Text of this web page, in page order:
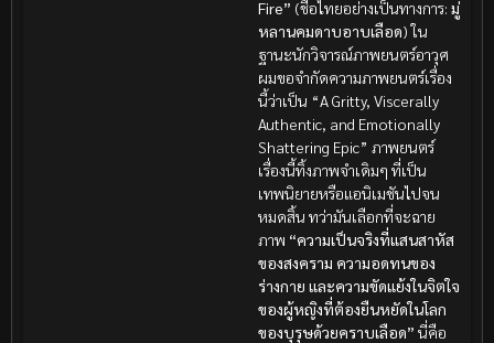
Fire” (ชื่อไทยอย่างเป็นทางการ: มู่
หลานคมดาบอาบเลือด) ใน
ฐานะนักวิจารณ์ภาพยนตร์อาวุศ
ผมขอจำกัดความภาพยนตร์เรื่อง
นี้ว่าเป็น “A Gritty, Viscerally
Authentic, and Emotionally
Shattering Epic” ภาพยนตร์
เรื่องนี้ทิ้งภาพจำเดิมๆ ที่เป็น
เทพนิยายหรือแอนิเมชันไปจน
หมดสิ้น ทว่ามันเลือกที่จะฉาย
ภาพ “ความเป็นจริงที่แสนสาหัส
ของสงคราม ความอดทนของ
ร่างกาย และความขัดแย้งในจิตใจ
ของผู้หญิงที่ต้องยืนหยัดในโลก
ของบุรุษด้วยคราบเลือด” นี่คือ